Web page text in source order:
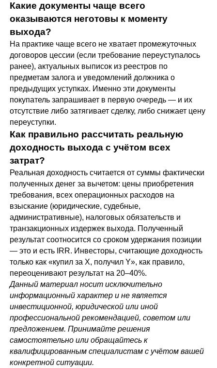
Какие документы чаще всего
оказываются неготовы к моменту
выхода?
На практике чаще всего не хватает промежуточных
договоров цессии (если требование переуступалось
ранее), актуальных выписок из реестров по
предметам залога и уведомлений должника о
предыдущих уступках. Именно эти документы
покупатель запрашивает в первую очередь — и их
отсутствие либо затягивает сделку, либо снижает цену
переуступки.
Как правильно рассчитать реальную
доходность выхода с учётом всех
затрат?
Реальная доходность считается от суммы фактически
полученных денег за вычетом: цены приобретения
требования, всех операционных расходов на
взыскание (юридические, судебные,
административные), налоговых обязательств и
транзакционных издержек выхода. Полученный
результат соотносится со сроком удержания позиции
— это и есть IRR. Инвесторы, считающие доходность
только как «купил за X, получил Y», как правило,
переоценивают результат на 20–40%.
Данный материал носит исключительно
информационный характер и не является
инвестиционной, юридической или иной
профессиональной рекомендацией, советом или
предложением. Принимайте решения
самостоятельно или обращайтесь к
квалифицированным специалистам с учётом вашей
конкретной ситуации.